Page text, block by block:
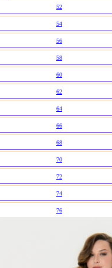
52
54
56
58
60
62
64
66
68
70
72
74
76